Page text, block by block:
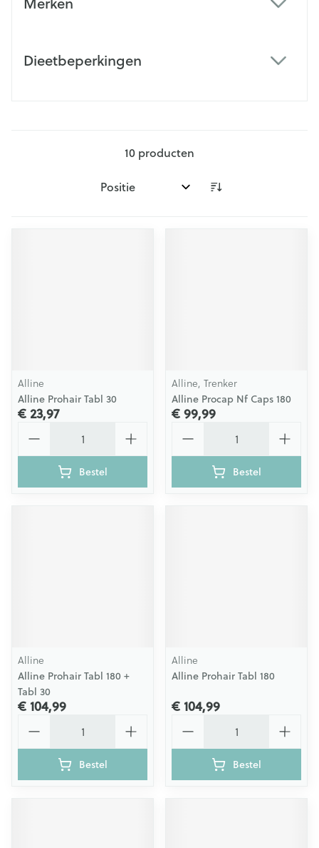
Dieetbeperkingen
10 producten
Sorteer op:
Alline
Alline Prohair Tabl 30
€ 23,97
Bestel
Alline, Trenker
Alline Procap Nf Caps 180
€ 99,99
Bestel
Alline
Alline Prohair Tabl 180 +
Tabl 30
€ 104,99
Bestel
Alline
Alline Prohair Tabl 180
€ 104,99
Bestel